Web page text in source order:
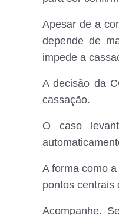
Apesar de a
depende de
impede a
A decisão da
cassação.
O caso
A forma como
pontos centrais
Acompanhe.